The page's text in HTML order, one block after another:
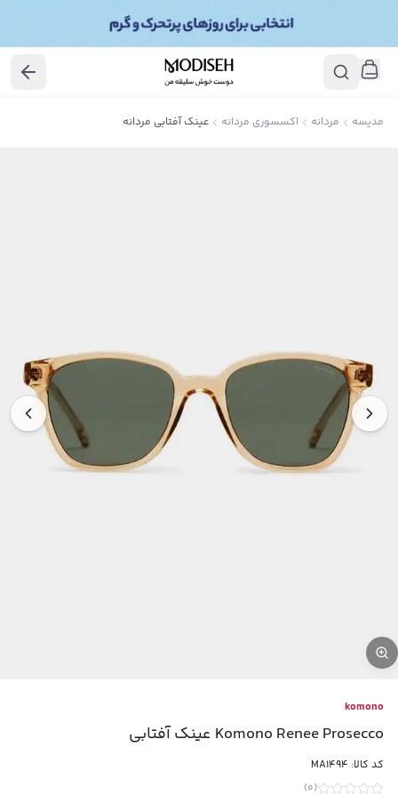
مدیسه مردانه اکسسوری مردانه عینک آفتابی مردانه
komono
Komono Renee Prosecco عینک آفتابی
کد کالا: MA1494
(
0
)